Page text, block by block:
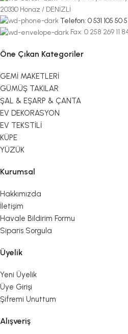
20330 Honaz / DENİZLİ
Telefon: 0 531 105 50
Fax: 0 258 269 11
Öne Çıkan Kategoriler
GEMİ MAKETLERİ
GÜMÜŞ TAKILAR
ŞAL & EŞARP & ÇANTA
EV DEKORASYON
EV TEKSTİLİ
KÜPE
YÜZÜK
Kurumsal
Hakkımızda
İletişim
Havale Bildirim Formu
Siparis Sorgula
Üyelik
Yeni Üyelik
Üye Girişi
Şifremi Unuttum
Alışveriş